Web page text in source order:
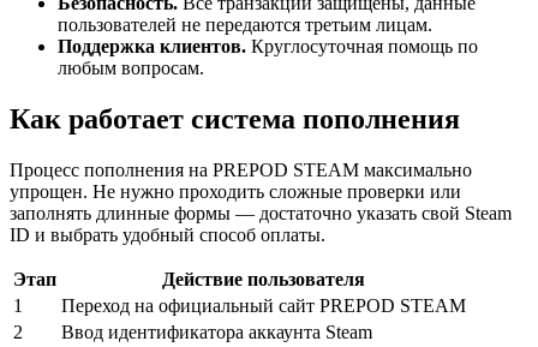
пользователей не передаются третьим лицам.
Поддержка клиентов. Круглосуточная помощь по
любым вопросам.
Как работает система пополнения
Процесс пополнения на PREPOD STEAM максимально
упрощен. Не нужно проходить сложные проверки или
заполнять длинные формы — достаточно указать свой Steam
ID и выбрать удобный способ оплаты.
Этап
Действие пользователя
1
Переход на официальный сайт PREPOD STEAM
2
Ввод идентификатора аккаунта Steam